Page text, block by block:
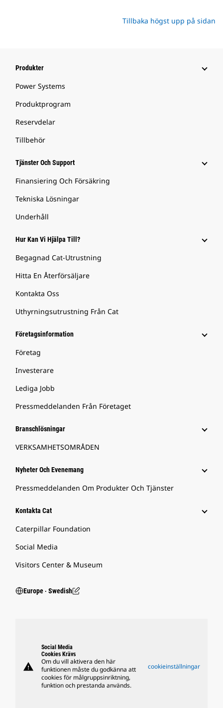
Tillbaka högst upp på sidan
Produkter
Power Systems
Produktprogram
Reservdelar
Tillbehör
Tjänster Och Support
Finansiering Och Försäkring
Tekniska Lösningar
Underhåll
Hur Kan Vi Hjälpa Till?
Begagnad Cat-Utrustning
Hitta En Återförsäljare
Kontakta Oss
Uthyrningsutrustning Från Cat
Företagsinformation
Företag
Investerare
Lediga Jobb
Pressmeddelanden Från Företaget
Branschlösningar
VERKSAMHETSOMRÅDEN
Nyheter Och Evenemang
Pressmeddelanden Om Produkter Och Tjänster
Kontakta Cat
Caterpillar Foundation
Social Media
Visitors Center & Museum
Europe ‧ Swedish
warning
Social Media
Cookies Krävs
Om du vill aktivera den här
funktionen måste du godkänna att
cookies för målgruppsinriktning,
funktion och prestanda används.
cookieinställningar